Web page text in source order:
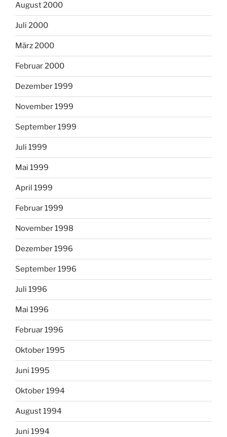
August 2000
Juli 2000
März 2000
Februar 2000
Dezember 1999
November 1999
September 1999
Juli 1999
Mai 1999
April 1999
Februar 1999
November 1998
Dezember 1996
September 1996
Juli 1996
Mai 1996
Februar 1996
Oktober 1995
Juni 1995
Oktober 1994
August 1994
Juni 1994